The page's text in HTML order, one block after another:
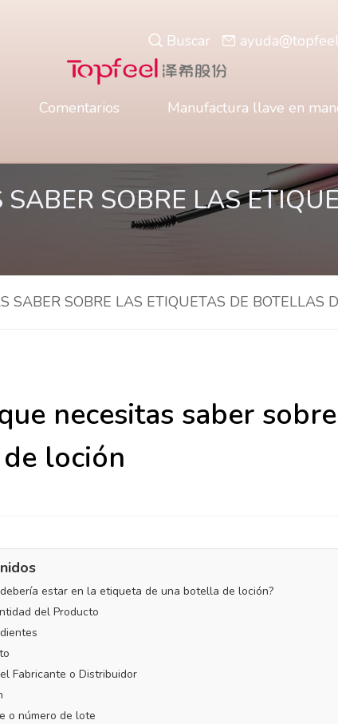
Buscar
Comentarios Manufactura llave en
SOBRE LAS
SABER SOBRE LAS ETIQUETAS DE BOTELLAS
necesitas saber
loción
estar en la etiqueta de una botella de loción?
del Producto
Fabricante o Distribuidor
o número de lote